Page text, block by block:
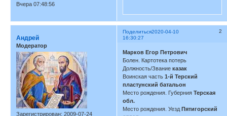
Вчера 07:48:56
Поделиться 2
2020-04-10
16:30:27
Андрей
Модератор
Зарегистрирован: 2009-07-24
Марков Егор Петрович
Болен. Картотека потерь
Должность/Званиеказак
Воинская часть1-й Терский
пластунский батальон
Место рождения. ГубернияТерская
обл.
Место рождения. Уезд Пятигорский